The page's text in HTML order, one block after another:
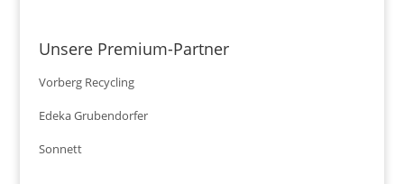
Unsere Premium-Partner
Vorberg Recycling
Edeka Grubendorfer
Sonnett